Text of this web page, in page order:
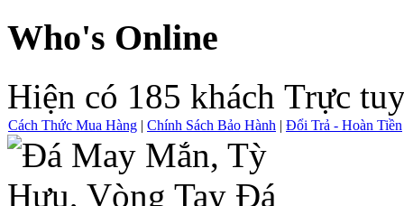
Who's Online
Hiện có 185 khách Trực
Cách Thức Mua Hàng | Chính Sách Bảo Hành | Đổi Trả - Hoàn Tiền